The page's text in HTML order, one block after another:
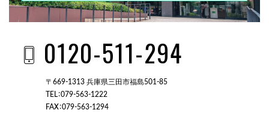
0120-511-294
〒669-1313 兵庫県三田市福島501-85
TEL：079-563-1222
FAX：079-563-1294